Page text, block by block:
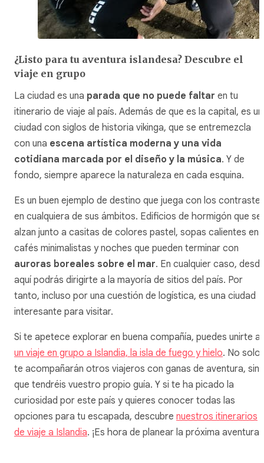
¿Listo para tu aventura islandesa? Descubre el
viaje en grupo
La ciudad es una parada que no puede faltar en tu
itinerario de viaje al país. Además de que es la capital, es
ciudad con siglos de historia vikinga, que se entremezcla
con una escena artística moderna y una vida
cotidiana marcada por el diseño y la música. Y de
fondo, siempre aparece la naturaleza en cada esquina.
Es un buen ejemplo de destino que juega con los
en cualquiera de sus ámbitos. Edificios de hormigón que se
alzan junto a casitas de colores pastel, sopas calientes en
cafés minimalistas y noches que pueden terminar con
auroras boreales sobre el mar. En cualquier caso,
aquí podrás dirigirte a la mayoría de sitios del país. Por
tanto, incluso por una cuestión de logística, es una ciudad
interesante para visitar.
Si te apetece explorar en buena compañía, puedes unirte a
un viaje en grupo a Islandia, la isla de fuego y hielo. No solo
te acompañarán otros viajeros con ganas de aventura,
que tendréis vuestro propio guía. Y si te ha picado la
curiosidad por este país y quieres conocer todas las
opciones para tu escapada, descubre nuestros itinerarios
de viaje a Islandia. ¡Es hora de planear la próxima aventura!